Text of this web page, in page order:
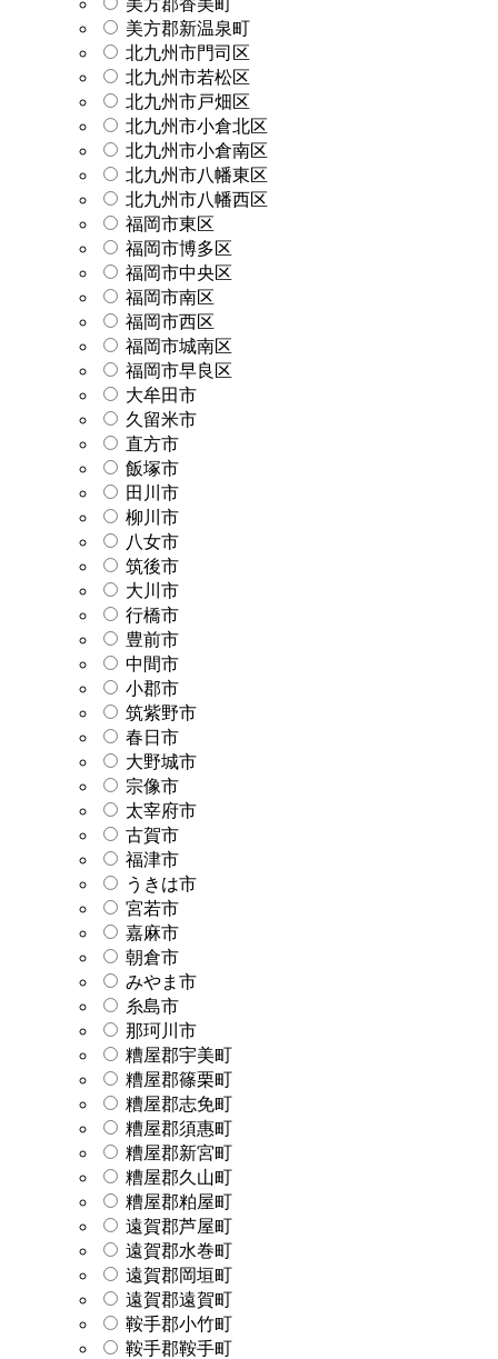
美方郡新温泉町
北九州市門司区
北九州市若松区
北九州市戸畑区
北九州市小倉北区
北九州市小倉南区
北九州市八幡東区
北九州市八幡西区
福岡市東区
福岡市博多区
福岡市中央区
福岡市南区
福岡市西区
福岡市城南区
福岡市早良区
大牟田市
久留米市
直方市
飯塚市
田川市
柳川市
八女市
筑後市
大川市
行橋市
豊前市
中間市
小郡市
筑紫野市
春日市
大野城市
宗像市
太宰府市
古賀市
福津市
うきは市
宮若市
嘉麻市
朝倉市
みやま市
糸島市
那珂川市
糟屋郡宇美町
糟屋郡篠栗町
糟屋郡志免町
糟屋郡須惠町
糟屋郡新宮町
糟屋郡久山町
糟屋郡粕屋町
遠賀郡芦屋町
遠賀郡水巻町
遠賀郡岡垣町
遠賀郡遠賀町
鞍手郡小竹町
鞍手郡鞍手町